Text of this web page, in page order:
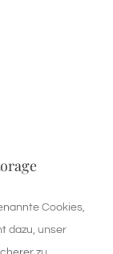
Cookies,
dazu, unser